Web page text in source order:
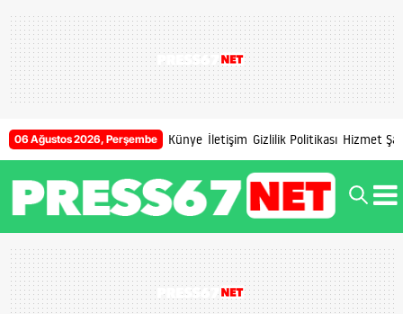
06 Ağustos 2026, Perşembe Künye İletişim Gizlilik Politikası Hizmet